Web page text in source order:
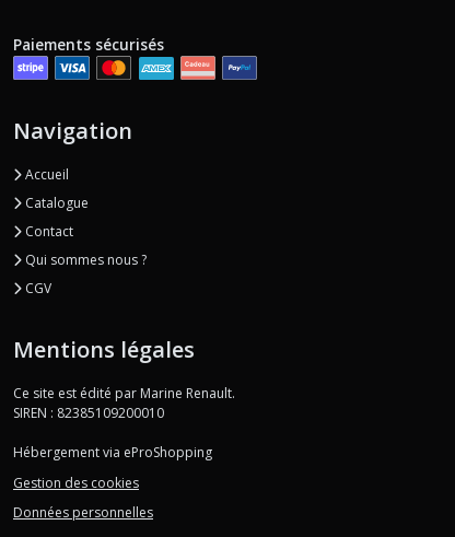
Paiements sécurisés
Navigation
Accueil
Catalogue
Contact
Qui sommes nous ?
CGV
Mentions légales
Ce site est édité par Marine Renault.
SIREN : 82385109200010
Hébergement via eProShopping
Gestion des cookies
Données personnelles